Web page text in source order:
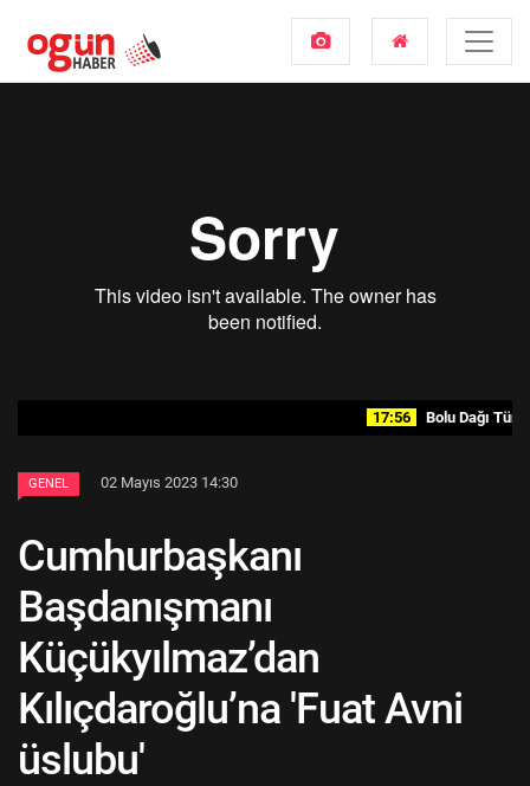
17:56 Bolu Dağı
GENEL 02 Mayıs 2023 14:30
Cumhurbaşkanı
Başdanışmanı
Küçükyılmaz’dan
Kılıçdaroğlu’na 'Fuat Avni
üslubu'